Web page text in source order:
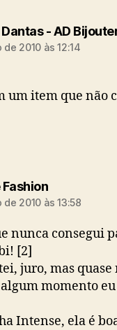
- AD
2010 às 12:14
um item que não
diz:
2010 às 13:58
nunca consegui
[2]
juro, mas quase
momento
Intense, ela é